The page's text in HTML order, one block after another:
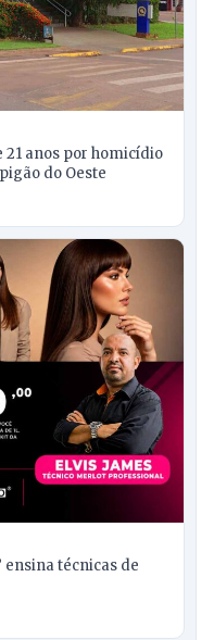
21 anos por homicídio
do Oeste
ensina técnicas de